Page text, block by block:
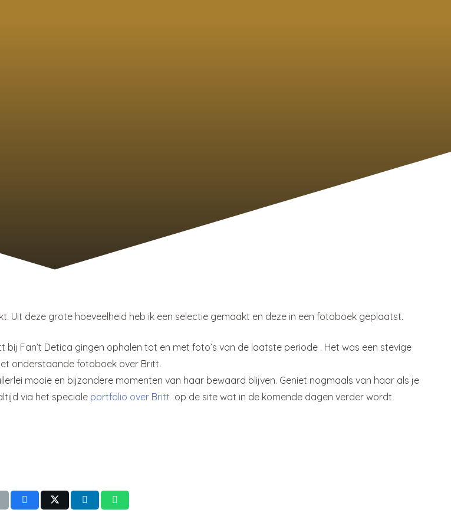
Uit deze grote hoeveelheid heb ik een selectie gemaakt en deze in een fotoboek geplaatst.
Fan’t Detica gingen ophalen tot en met foto’s van de laatste periode . Het was een stevige
onderstaande fotoboek over Britt.
mooie en bijzondere momenten van haar bewaard blijven. Geniet nogmaals van haar als je
via het speciale portfolio over Britt op de site wat in de komende dagen verder wordt